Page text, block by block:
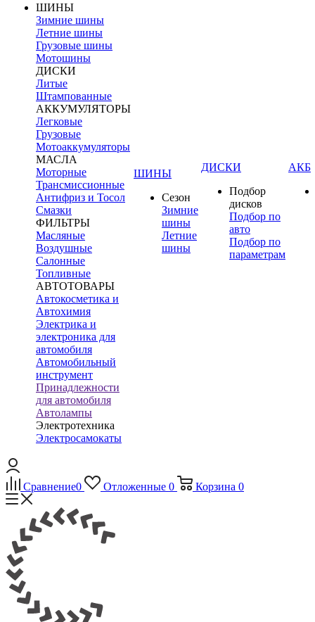
ШИНЫ
Зимние шины
Летние шины
Грузовые шины
Мотошины
ДИСКИ
Литые
Штампованные
АККУМУЛЯТОРЫ
Легковые
Грузовые
Мотоаккумуляторы
МАСЛА
Моторные
Трансмиссионные
Антифриз и Тосол
Смазки
ФИЛЬТРЫ
Масляные
Воздушные
Салонные
Топливные
АВТОТОВАРЫ
Автокосметика и
Автохимия
Электрика и
электроника для
автомобиля
Автомобильный
инструмент
Принадлежности
для автомобиля
Автолампы
Электротехника
Электросамокаты
ШИНЫ
Сезон
Зимние
шины
Летние
шины
ДИСКИ
Подбор
дисков
Подбор по
авто
Подбор по
параметрам
АКБ
Сравнение0 Отложенные 0 Корзина 0